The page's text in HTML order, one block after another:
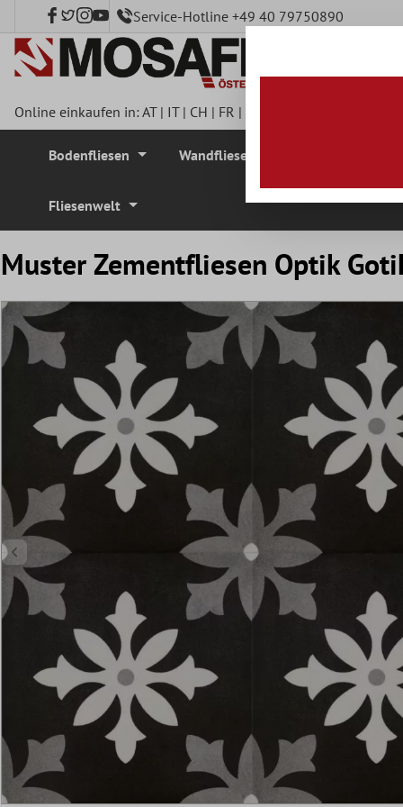
springen Service-Hotline +49 40 79750890
Online einkaufen in:AT| IT| CH | FR |
Bodenfliesen Wandfliesen
Fliesenwelt
Muster Zementfliesen Optik